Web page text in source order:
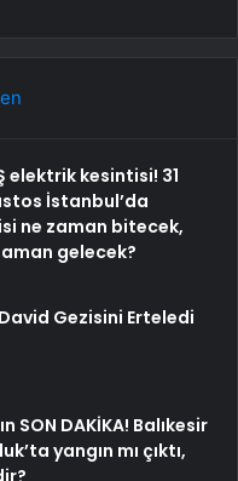
elektrik kesintisi! 31
İstanbul’da
ne zaman bitecek,
gelecek?
Gezisini Erteledi
SON DAKİKA! Balıkesir
yangın mı çıktı,